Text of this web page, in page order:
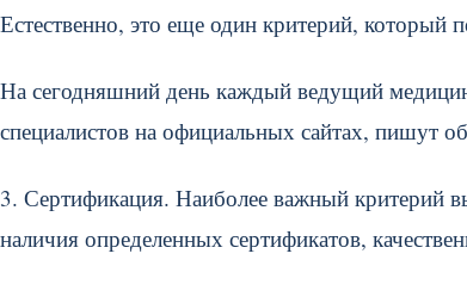
Естественно, это еще один критерий, который
На сегодняшний день каждый ведущий
специалистов на официальных сайтах, пишут
3. Сертификация. Наиболее важный критерий
наличия определенных сертификатов,